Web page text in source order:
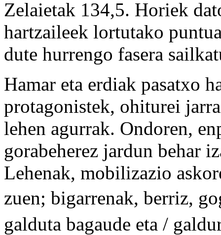
Zelaietak 134,5. Horiek
hartzaileek lortutako
dute hurrengo fasera
Hamar eta erdiak pasatxo
protagonistek, ohiturei
lehen agurrak. Ondoren,
gorabeherez jardun behar
Lehenak, mobilizazio
zuen; bigarrenak, berriz,
galduta bagaude eta /